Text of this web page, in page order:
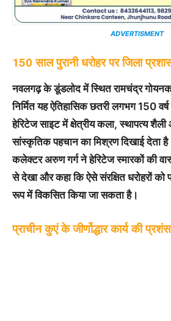
ADVERTISMENT
150 साल पुरानी धरोहर पर जिला
नवलगढ़ के डूंडलोद में स्थित रामचंद्र गोयनका
निर्मित यह ऐतिहासिक छतरी लगभग 150
हेरिटेज साइट में क्षेत्रीय कला, स्थापत्य
सांस्कृतिक पहचान का मिश्रण दिखाई देता
कलेक्टर अरुण गर्ग ने हेरिटेज स्मारकों की
से देखा और कहा कि ऐसे संरक्षित धरोहरों को
रूप में विकसित किया जा सकता है।
प्राचीन कुएं के जीर्णोद्धार कार्य की